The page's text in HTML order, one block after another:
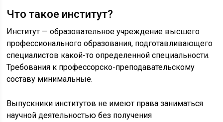
Что такое институт?
Институт — образовательное учреждение высшего
профессионального образования, подготавливающего
специалистов какой-то определенной специальности.
Требования к профессорско-преподавательскому
составу минимальные.
Выпускники институтов не имеют права заниматься
научной деятельностью без получения